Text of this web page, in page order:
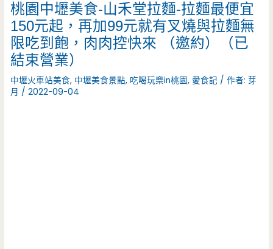
桃園中壢美食-山禾堂拉麵-拉麵最便宜
150元起，再加99元就有叉燒與拉麵無
限吃到飽，肉肉控快來 （邀約）（已
結束營業）
中壢火車站美食, 中壢美食景點, 吃喝玩樂in桃園, 愛食記 / 作者:芽
月 /2022-09-04